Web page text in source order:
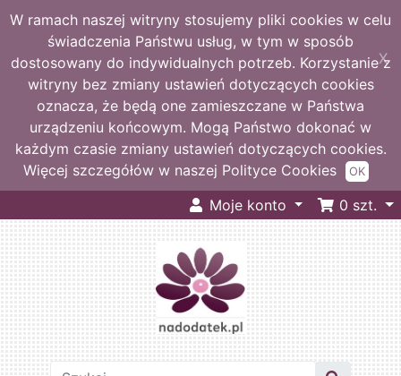
W ramach naszej witryny stosujemy pliki cookies w celu
świadczenia Państwu usług, w tym w sposób
dostosowany do indywidualnych potrzeb. Korzystanie z
witryny bez zmiany ustawień dotyczących cookies
oznacza, że będą one zamieszczane w Państwa
urządzeniu końcowym. Mogą Państwo dokonać w
każdym czasie zmiany ustawień dotyczących cookies.
Więcej szczegółów w naszej Polityce Cookies
X
OK
Moje konto 0 szt.